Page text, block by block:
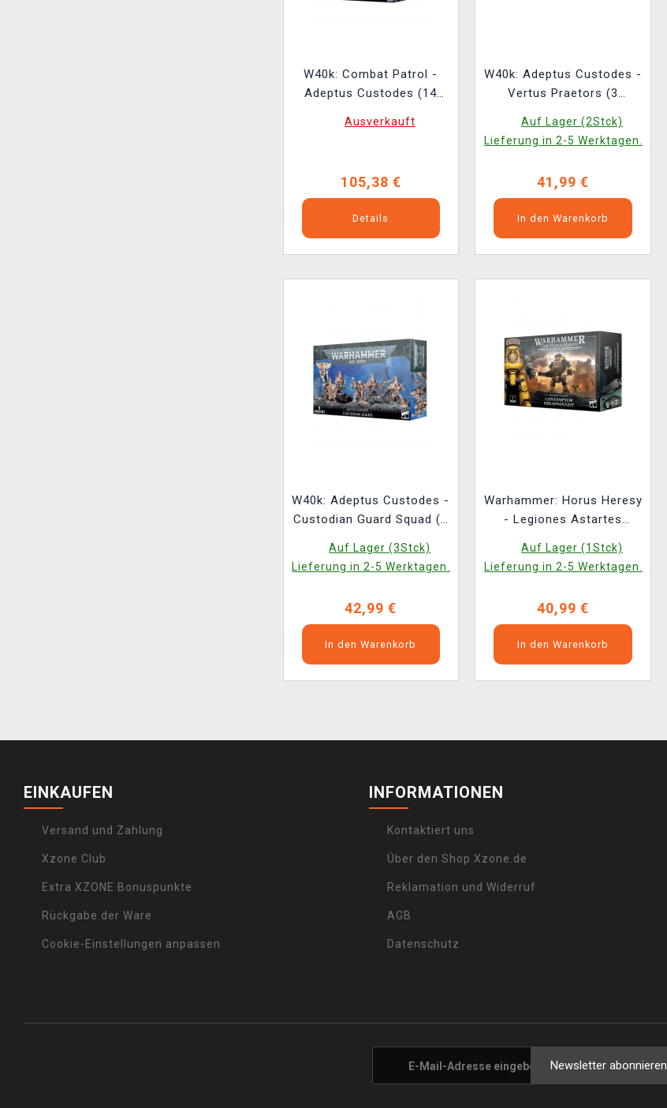
W40k: Combat Patrol -
Adeptus Custodes (14
Ausverkauft
105,38 €
Details
W40k: Adeptus Custodes -
Vertus Praetors (3
Auf Lager (2Stck)
Lieferung in 2-5 Werktagen.
41,99 €
In den Warenkorb
W40k: Adeptus Custodes -
Custodian Guard Squad (5
Auf Lager (3Stck)
Lieferung in 2-5 Werktagen.
42,99 €
In den Warenkorb
Warhammer: Horus Heresy
- Legiones Astartes
(1 Figuren)
Auf Lager (1Stck)
Lieferung in 2-5 Werktagen.
40,99 €
In den Warenkorb
EINKAUFEN
Versand und Zahlung
Xzone Club
Extra XZONE Bonuspunkte
Rückgabe der Ware
Cookie-Einstellungen anpassen
INFORMATIONEN
Kontaktiert uns
Über den Shop Xzone.de
Reklamation und Widerruf
AGB
Datenschutz
Newsletter abonnieren